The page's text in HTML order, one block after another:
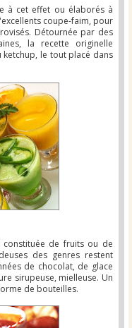
à cet effet ou élaborés à
coupe-faim, pour
Détournée par des
la recette originelle
ketchup, le tout placé dans
constituée de fruits ou de
des genres restent
de chocolat, de glace
sirupeuse, mielleuse. Un
de bouteilles.